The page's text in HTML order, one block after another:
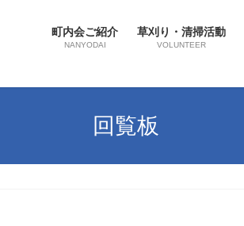
町内会ご紹介
NANYODAI
草刈り・清掃活動
VOLUNTEER
回覧板